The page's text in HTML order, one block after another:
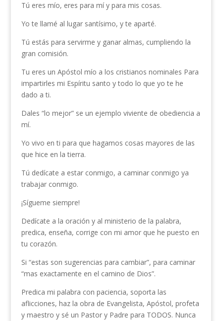
Tú eres mío, eres para mí y para mis cosas.
Yo te llamé al lugar santísimo, y te aparté.
Tú estás para servirme y ganar almas, cumpliendo la
gran comisión.
Tu eres un Apóstol mío a los cristianos nominales Para
impartirles mi Espíritu santo y todo lo que yo te he
dado a ti.
Dales “lo mejor” se un ejemplo viviente de obediencia a
mí.
Yo vivo en ti para que hagamos cosas mayores de las
que hice en la tierra.
Tú dedícate a estar conmigo, a caminar conmigo ya
trabajar conmigo.
¡Sígueme siempre!
Dedícate a la oración y al ministerio de la palabra,
predica, enseña, corrige con mi amor que he puesto en
tu corazón.
Si “estas son sugerencias para cambiar”, para caminar
“mas exactamente en el camino de Dios”.
Predica mi palabra con paciencia, soporta las
aflicciones, haz la obra de Evangelista, Apóstol, profeta
y maestro y sé un Pastor y Padre para TODOS. Nunca